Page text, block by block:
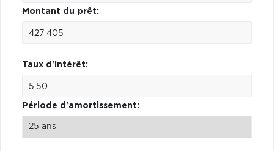
Montant du prêt:
Taux d'intérêt:
Période d'amortissement: